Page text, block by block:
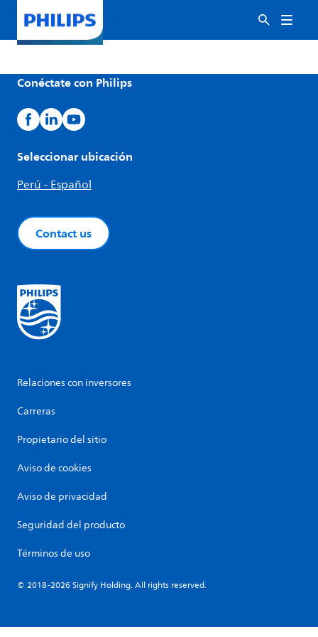
Conéctate con Philips
Seleccionar ubicación
Perú - Español
Contact us
Relaciones con inversores
Carreras
Propietario del sitio
Aviso de cookies
Aviso de privacidad
Seguridad del producto
Términos de uso
© 2018-2026 Signify Holding. All rights reserved.